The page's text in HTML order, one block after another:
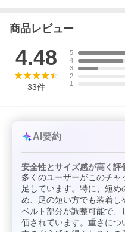
商品レビュー
4.48
33件
5
4
3
2
1
AI要約
安全性とサイズ感が高く評
多くのユーザーがこのチ
足しています。特に、短め
め、足の短い方でも装着
ベルト部分が調整可能で
価されています。重さに